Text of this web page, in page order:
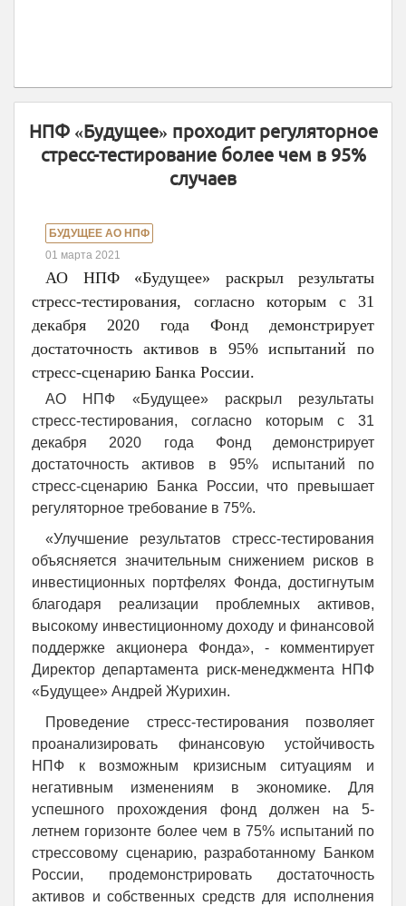
НПФ «Будущее» проходит регуляторное
стресс-тестирование более чем в 95%
случаев
БУДУЩЕЕ АО НПФ
01 марта 2021
АО НПФ «Будущее» раскрыл результаты
стресс-тестирования, согласно которым c 31
декабря 2020 года Фонд демонстрирует
достаточность активов в 95% испытаний по
стресс-сценарию Банка России.
АО НПФ «Будущее» раскрыл результаты
стресс-тестирования, согласно которым c 31
декабря 2020 года Фонд демонстрирует
достаточность активов в 95% испытаний по
стресс-сценарию Банка России, что превышает
регуляторное требование в 75%.
«Улучшение результатов стресс-тестирования
объясняется значительным снижением рисков в
инвестиционных портфелях Фонда, достигнутым
благодаря реализации проблемных активов,
высокому инвестиционному доходу и финансовой
поддержке акционера Фонда», - комментирует
Директор департамента риск-менеджмента НПФ
«Будущее» Андрей Журихин.
Проведение стресс-тестирования позволяет
проанализировать финансовую устойчивость
НПФ к возможным кризисным ситуациям и
негативным изменениям в экономике. Для
успешного прохождения фонд должен на 5-
летнем горизонте более чем в 75% испытаний по
стрессовому сценарию, разработанному Банком
России, продемонстрировать достаточность
активов и собственных средств для исполнения